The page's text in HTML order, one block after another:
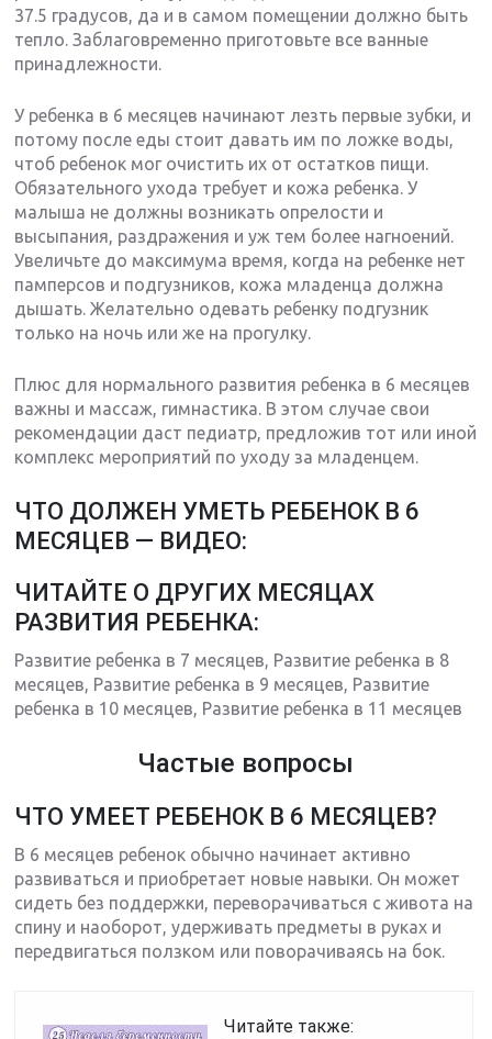
37.5 градусов, да и в самом помещении должно быть
тепло. Заблаговременно приготовьте все ванные
принадлежности.
У ребенка в 6 месяцев начинают лезть первые зубки, и
потому после еды стоит давать им по ложке воды,
чтоб ребенок мог очистить их от остатков пищи.
Обязательного ухода требует и кожа ребенка. У
малыша не должны возникать опрелости и
высыпания, раздражения и уж тем более нагноений.
Увеличьте до максимума время, когда на ребенке нет
памперсов и подгузников, кожа младенца должна
дышать. Желательно одевать ребенку подгузник
только на ночь или же на прогулку.
Плюс для нормального развития ребенка в 6 месяцев
важны и массаж, гимнастика. В этом случае свои
рекомендации даст педиатр, предложив тот или иной
комплекс мероприятий по уходу за младенцем.
ЧТО ДОЛЖЕН УМЕТЬ РЕБЕНОК В 6
МЕСЯЦЕВ — ВИДЕО:
ЧИТАЙТЕ О ДРУГИХ МЕСЯЦАХ
РАЗВИТИЯ РЕБЕНКА:
Развитие ребенка в 7 месяцев, Развитие ребенка в 8
месяцев, Развитие ребенка в 9 месяцев, Развитие
ребенка в 10 месяцев, Развитие ребенка в 11 месяцев
Частые вопросы
ЧТО УМЕЕТ РЕБЕНОК В 6 МЕСЯЦЕВ?
В 6 месяцев ребенок обычно начинает активно
развиваться и приобретает новые навыки. Он может
сидеть без поддержки, переворачиваться с живота на
спину и наоборот, удерживать предметы в руках и
передвигаться ползком или поворачиваясь на бок.
Читайте также: